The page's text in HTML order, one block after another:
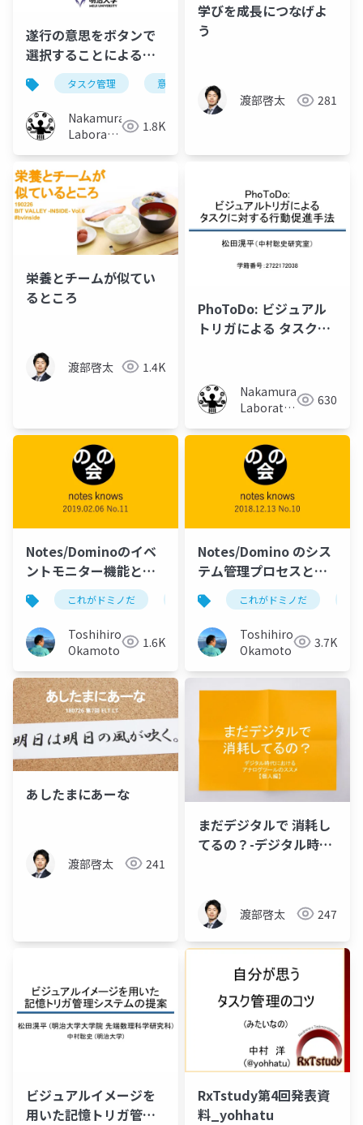
遂行の意思をボタンで
選択することによるタ
スク推進手法の提案
タスク管理 意思選択
Nakamura
Laboratory
University)
1.8K
学びを成長につなげよ
う
渡部啓太 281
栄養とチームが似てい
るところ
渡部啓太 1.4K
PhoToDo: ビジュアル
トリガによる タスクに
Nakamura
Laboratory
University)
630
Notes/Dominoのイベ
ントモニター機能と
は？
これがドミノだ ontime hcl domino
Toshihiro
Okamoto
1.6K
Notes/Domino のシス
テム管理プロセスと
は？
これがドミノだ
Toshihiro
Okamoto
3.7K
あしたまにあーな
渡部啓太 241
まだデジタルで 消耗し
てるの？-デジタル時代
渡部啓太 247
ビジュアルイメージを
用いた記憶トリガ管理
RxTstudy第4回発表資
料_yohhatu